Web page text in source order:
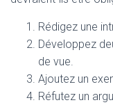
Rédigez une
Développez
de vue.
Ajoutez un
Réfutez un